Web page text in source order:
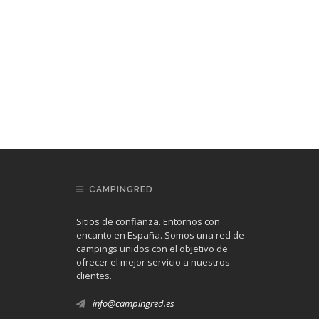
CAMPINGRED
Sitios de confianza. Entornos con
encanto en España. Somos una red de
campings unidos con el objetivo de
ofrecer el mejor servicio a nuestros
clientes.
info@campingred.es